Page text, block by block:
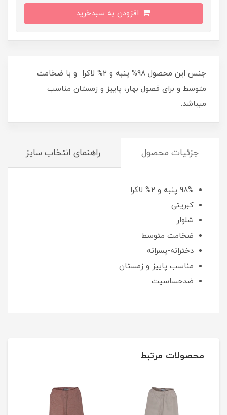
جنس این محصول 98% پنبه و 2% لاکرا و با ضخامت
متوسط و برای فصول بهار، پاییز و زمستان مناسب
میباشد.
جزئیات محصول راهنمای انتخاب سایز
98% پنبه و 2% لاکرا
کبریتی
شلوار
ضخامت متوسط
دخترانه-پسرانه
مناسب پاییز و زمستان
ضدحساسیت
محصولات مرتبط